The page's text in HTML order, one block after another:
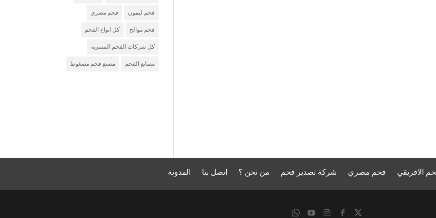
فحم ليمون فحم مصري
فحم موالح كل انواع الفحم
كل شركات الفحم المصرية
مصانع الفحم مصنع فحم مضغوط
الافريقي فحم مصري شركة تصدير فحم من نحن ؟ اتصل بنا المدونة